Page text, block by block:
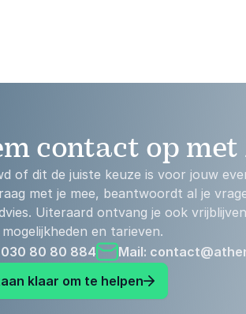
contact op
of dit de juiste keuze is voor jouw
met je mee, beantwoordt al je
Uiteraard ontvang je ook
en tarieven.
030 80 80 884
Mail:
klaar om te helpen